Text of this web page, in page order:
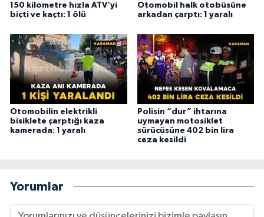
150 kilometre hızla ATV'yi
biçti ve kaçtı: 1 ölü
Otomobil halk otobüsüne
arkadan çarptı: 1 yaralı
Otomobilin elektrikli
bisiklete çarptığı kaza
kamerada: 1 yaralı
Polisin “dur” ihtarına
uymayan motosiklet
sürücüsüne 402 bin lira
ceza kesildi
Yorumlar